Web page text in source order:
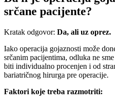
srčane pacijente?
Kratak odgovor: Da, ali uz oprez.
Iako operacija gojaznosti može
srčanim pacijentima, odluka ne
biti individualno procenjen i od
bariatričnog hirurga pre operacije.
Faktori koje treba razmotriti: